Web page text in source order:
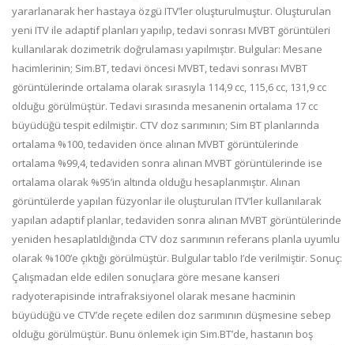
yararlanarak her hastaya özgü ITV’ler oluşturulmuştur. Oluşturulan
yeni ITV ile adaptif planları yapılıp, tedavi sonrası MVBT görüntüleri
kullanılarak dozimetrik doğrulaması yapılmıştır. Bulgular: Mesane
hacimlerinin; Sim.BT, tedavi öncesi MVBT, tedavi sonrası MVBT
görüntülerinde ortalama olarak sırasıyla 114,9 cc, 115,6 cc, 131,9 cc
olduğu görülmüştür. Tedavi sırasında mesanenin ortalama 17 cc
büyüdüğü tespit edilmiştir. CTV doz sarımının; Sim BT planlarında
ortalama %100, tedaviden önce alınan MVBT görüntülerinde
ortalama %99,4, tedaviden sonra alınan MVBT görüntülerinde ise
ortalama olarak %95’in altında olduğu hesaplanmıştır. Alınan
görüntülerde yapılan füzyonlar ile oluşturulan ITV’ler kullanılarak
yapılan adaptif planlar, tedaviden sonra alınan MVBT görüntülerinde
yeniden hesaplatıldığında CTV doz sarımının referans planla uyumlu
olarak %100’e çıktığı görülmüştür. Bulgular tablo I’de verilmiştir. Sonuç:
Çalışmadan elde edilen sonuçlara göre mesane kanseri
radyoterapisinde intrafraksiyonel olarak mesane hacminin
büyüdüğü ve CTV’de reçete edilen doz sarımının düşmesine sebep
olduğu görülmüştür. Bunu önlemek için Sim.BT’de, hastanın boş